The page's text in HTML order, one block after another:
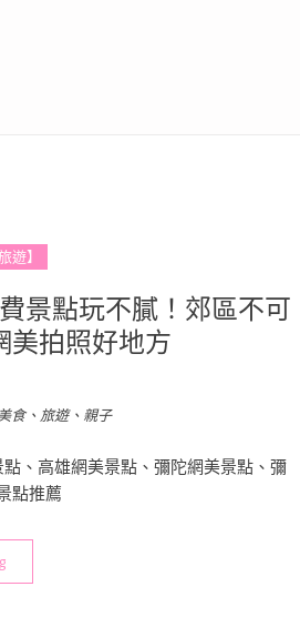
遊】
景點玩不膩！郊區不可
美拍照好地方
食、旅遊、親子
、高雄網美景點、彌陀網美景點、彌
點推薦
“高雄景點》彌陀漁港海岸光廊：免費景點玩